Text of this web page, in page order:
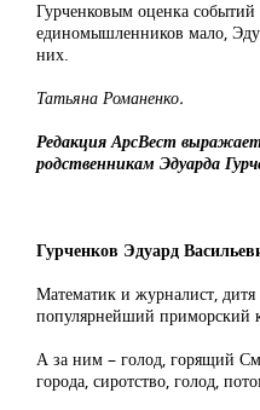
Гурченковым оценка
единомышленников мало,
них.
Татьяна Романенко.
Редакция АрсВест выражает
родственникам Эдуарда
Гурченков Эдуард
Математик и журналист, дитя
популярнейший приморский
А за ним – голод, горящий
города, сиротство, голод,